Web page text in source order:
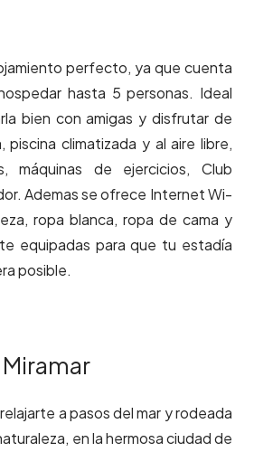
perfecto, ya que cuenta
hasta 5 personas. Ideal
bien con amigas y disfrutar de
piscina climatizada y al aire libre,
máquinas de ejercicios, Club
Ademas se ofrece Internet Wi-
ropa blanca, ropa de cama y
equipadas para que tu estadía
posible.
a pasos del mar y rodeada
en la hermosa ciudad de